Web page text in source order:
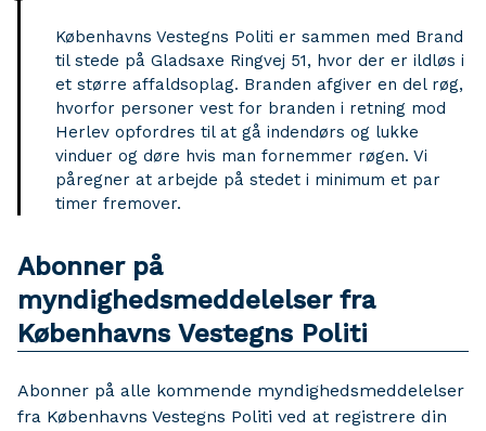
Københavns Vestegns Politi er sammen med Brand
til stede på Gladsaxe Ringvej 51, hvor der er ildløs i
et større affaldsoplag. Branden afgiver en del røg,
hvorfor personer vest for branden i retning mod
Herlev opfordres til at gå indendørs og lukke
vinduer og døre hvis man fornemmer røgen. Vi
påregner at arbejde på stedet i minimum et par
timer fremover.
Abonner på
myndighedsmeddelelser fra
Københavns Vestegns Politi
Abonner på alle kommende myndighedsmeddelelser
fra Københavns Vestegns Politi ved at registrere din